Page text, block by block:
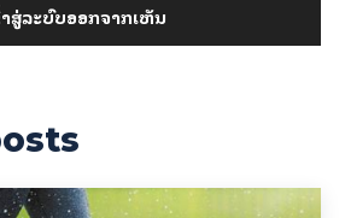
າ​ສູ່​ລະ​ບົບ​ອອກ​ຈາກ​ເຫັນ